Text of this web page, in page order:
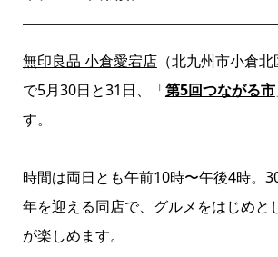
無印良品 小倉愛宕店（北九州市小倉北
で5月30日と31日、「第5回つながる市
す。
時間は両日とも午前10時〜午後4時。
年を迎える同店で、グルメをはじめと
が楽しめます。